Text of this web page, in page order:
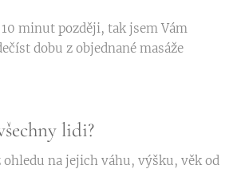
minut později, tak jsem Vám
dobu z objednané masáže
lidi?
na jejich váhu, výšku, věk od